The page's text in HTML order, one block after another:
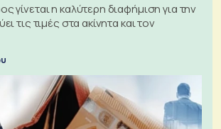
γίνεται η καλύτερη διαφήμιση για την
τις τιμές στα ακίνητα και τον